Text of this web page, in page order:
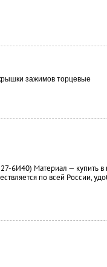
зажимов торцевые
6И40) Материал — купить в
по всей России,